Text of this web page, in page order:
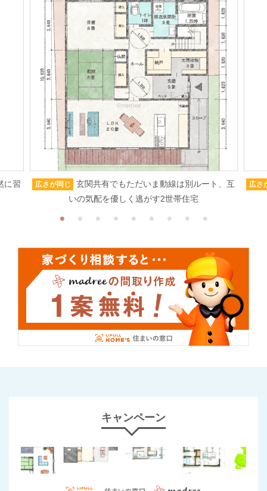
に習 広さが同じ
玄関共有でもただいま動線は別ルート、互
いの気配を優しく逃がす2世帯住宅
広さ
キャンペーン